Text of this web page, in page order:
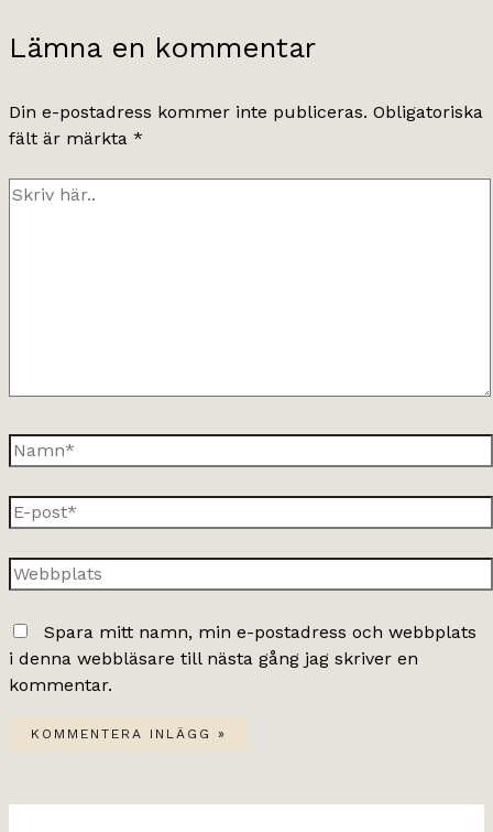
Lämna en kommentar
Din e-postadress kommer inte publiceras. Obligatoriska
fält är märkta *
Skriv
Namn*
E-
post*
Webbplats
Spara mitt namn, min e-postadress och webbplats
i denna webbläsare till nästa gång jag skriver en
kommentar.